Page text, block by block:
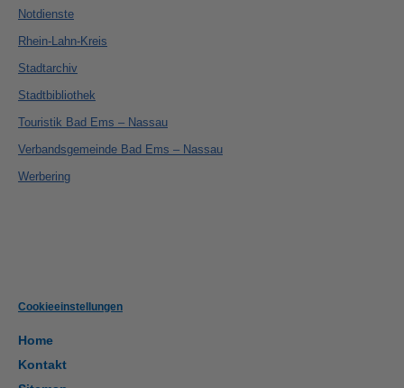
Notdienste
Rhein-Lahn-Kreis
Stadtarchiv
Stadtbibliothek
Touristik Bad Ems – Nassau
Verbandsgemeinde Bad Ems – Nassau
Werbering
Cookieeinstellungen
Home
Kontakt